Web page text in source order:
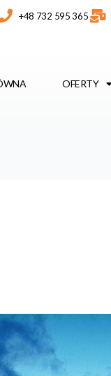
+48 732 595 365
OFERTY